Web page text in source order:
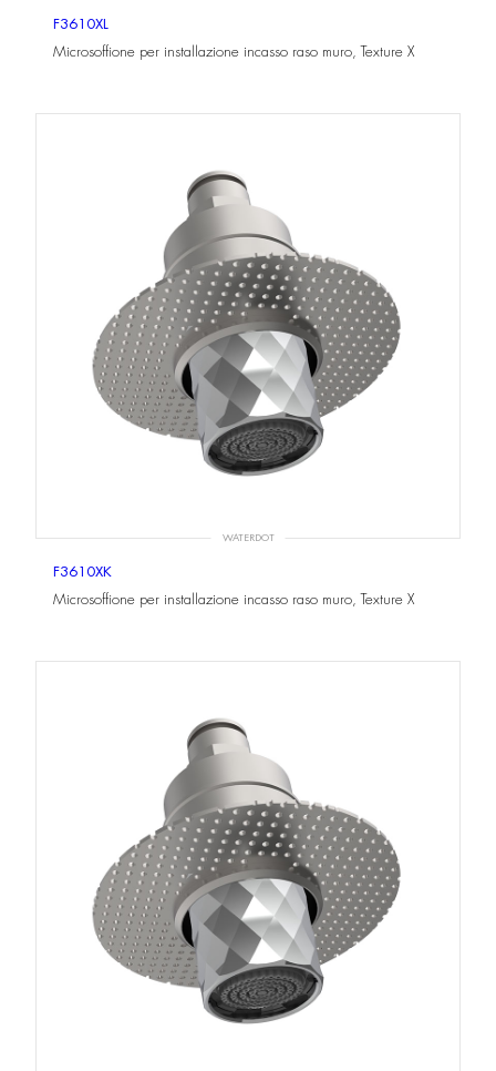
F3610XL
Microsoffione per installazione incasso raso muro, Texture X
WATERDOT
F3610XK
Microsoffione per installazione incasso raso muro, Texture X